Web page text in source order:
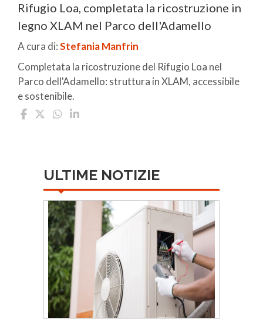
Rifugio Loa, completata la ricostruzione in
legno XLAM nel Parco dell'Adamello
A cura di:Stefania Manfrin
Completata la ricostruzione del Rifugio Loa nel
Parco dell'Adamello: struttura in XLAM, accessibile
e sostenibile.
ULTIME NOTIZIE